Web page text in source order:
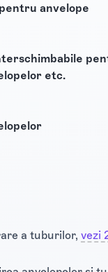
anvelope
etc.
a tuburilor, vezi